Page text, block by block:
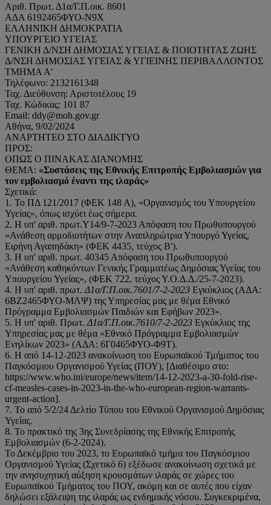
Αριθ. Πρωτ. Δ1α/Γ.Π.οικ. 8601
ΑΔΑ 6192465ΦΥΟ-Ν9Χ
ΕΛΛΗΝΙΚΗ ΔΗΜΟΚΡΑΤΙΑ
ΥΠΟΥΡΓΕΙΟ ΥΓΕΙΑΣ
ΓΕΝΙΚΗ Δ/ΝΣΗ ΔΗΜΟΣΙΑΣ ΥΓΕΙΑΣ & ΠΟΙΟΤΗΤΑΣ ΖΩΗΣ
Δ/ΝΣΗ ΔΗΜΟΣΙΑΣ ΥΓΕΙΑΣ & ΥΓΙΕΙΝΗΣ ΠΕΡΙΒΑΛΛΟΝΤΟΣ
ΤΜΗΜΑ Α'
Τηλέφωνο: 2132161348
Ταχ. Διεύθυνση: Αριστοτέλους 19
Ταχ. Κώδικας: 101 87
Email: ddy@moh.gov.gr
Αθήνα, 9/02/2024
ΑΝΑΡΤΗΤΕΟ ΣΤΟ ΔΙΑΔΙΚΤΥΟ
ΠΡΟΣ:
ΟΠΩΣ Ο ΠΙΝΑΚΑΣ ΔΙΑΝΟΜΗΣ
ΘΕΜΑ: «Συστάσεις της Εθνικής Επιτροπής Εμβολιασμών για
τον εμβολιασμό έναντι της ιλαράς»
Σχετικά:
1. Το ΠΔ 121/2017 (ΦΕΚ 148 Α), «Οργανισμός του Υπουργείου
Υγείας», όπως ισχύει έως σήμερα.
2. Η υπ' αριθ. πρωτ.Υ14/9-7-2023 Απόφαση του Πρωθυπουργού
«Ανάθεση αρμοδιοτήτων στην Αναπληρώτρια Υπουργό Υγείας,
Ειρήνη Αγαπηδάκη» (ΦΕΚ 4435, τεύχος Β').
3. Η υπ' αριθ. πρωτ. 40345 Απόφαση του Πρωθυπουργού
«Ανάθεση καθηκόντων Γενικής Γραμματέως Δημόσιας Υγείας του
Υπουργείου Υγείας», (ΦΕΚ 722, τεύχος Υ.Ο.Δ.Δ./25-7-2023).
4. H υπ' αριθ. πρωτ. Δ1α/Γ.Π.οικ.7601/7-2-2023 Εγκύκλιος (ΑΔΑ:
6ΒΖ2465ΦΥΟ-ΜΛΨ) της Υπηρεσίας μας με θέμα Εθνικό
Πρόγραμμα Εμβολιασμών Παιδιών και Εφήβων 2023».
5. Η υπ' αριθ. Πρωτ. Δ1α/Γ.Π.οικ.7610/7-2-2023 Εγκύκλιος της
Υπηρεσίας μας με θέμα «Εθνικό Πρόγραμμα Εμβολιασμών
Ενηλίκων 2023» (ΑΔΑ: 6Γ0465ΦΥΟ-Φ9Τ).
6. Η από 14-12-2023 ανακοίνωση του Ευρωπαϊκού Τμήματος του
Παγκόσμιου Οργανισμού Υγείας (ΠΟΥ), [Διαθέσιμο στο:
https://www.who.ini/europe/news/item/14-12-2023-a-30-fold-rise-
cf-measles-cases-in-2023-in-the-who-european-region-warrants-
urgent-action].
7. Το από 5/2/24 Δελτίο Τύπου του Εθνικού Οργανισμού Δημόσιας
Υγείας.
8. Το πρακτικό της 3ης Συνεδρίασης της Εθνικής Επιτροπής
Εμβολιασμών (6-2-2024).
Το Δεκέμβριο του 2023, το Ευρωπαϊκό τμήμα του Παγκόσμιου
Οργανισμού Υγείας (Σχετικό 6) εξέδωσε ανακοίνωση σχετικά με
την ανησυχητική αύξηση κρουσμάτων ιλαράς σε χώρες του
Ευρωπαϊκού Τμήματος του ΠΟΥ, ακόμη και σε αυτές που είχαν
δηλώσει εξάλειψη της ιλαράς ως ενδημικής νόσου. Συγκεκριμένα,